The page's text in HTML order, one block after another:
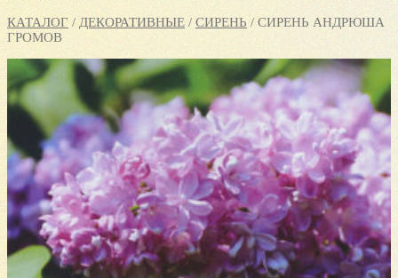
КАТАЛОГ / ДЕКОРАТИВНЫЕ / СИРЕНЬ / СИРЕНЬ АНДРЮША
ГРОМОВ